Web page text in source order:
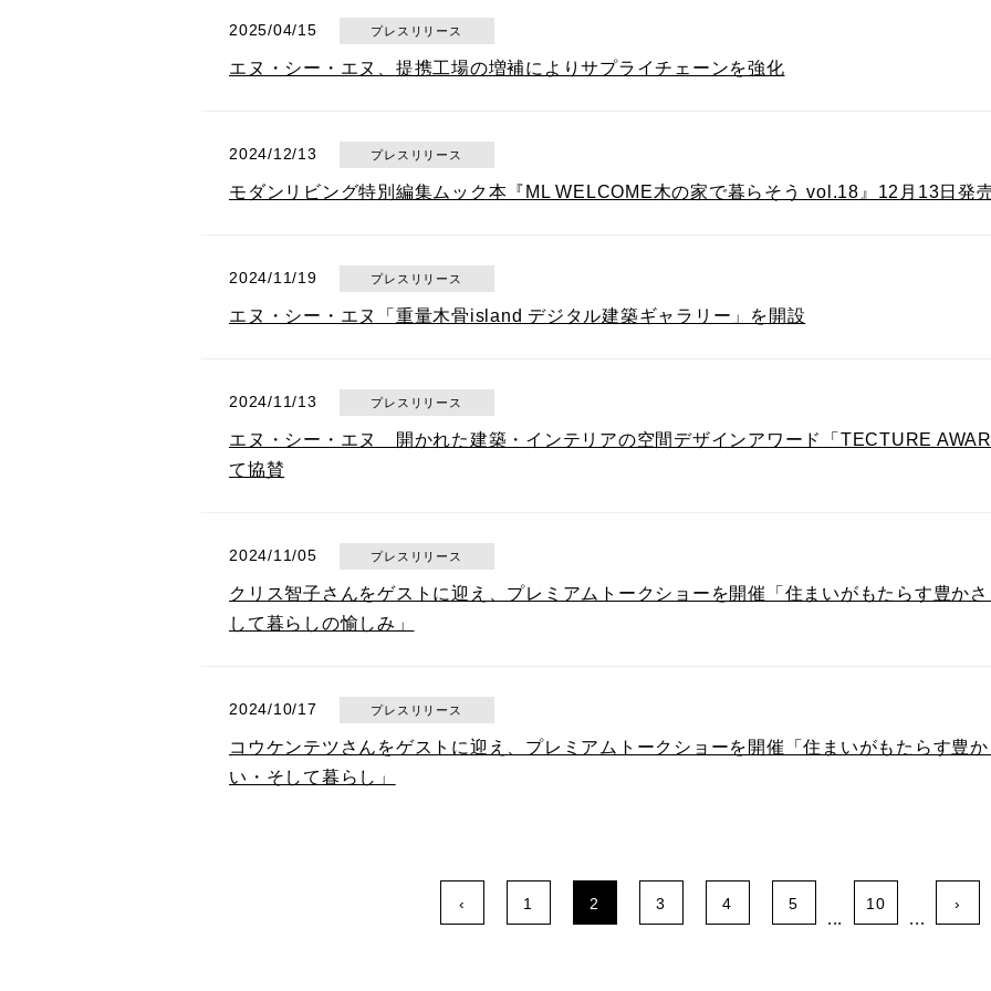
2025/04/15 プレスリリース
エヌ・シー・エヌ、提携工場の増補によりサプライチェーンを強化
2024/12/13 プレスリリース
モダンリビング特別編集ムック本『ML WELCOME木の家で暮らそう vol.18』12月13日発
2024/11/19 プレスリリース
エヌ・シー・エヌ「重量木骨island デジタル建築ギャラリー」を開設
2024/11/13 プレスリリース
エヌ・シー・エヌ 開かれた建築・インテリアの空間デザインアワード「TECTURE
て協賛
2024/11/05 プレスリリース
クリス智子さんをゲストに迎え、プレミアムトークショーを開催「住まいがもたらす豊か
して暮らしの愉しみ」
2024/10/17 プレスリリース
コウケンテツさんをゲストに迎え、プレミアムトークショーを開催「住まいがもたらす豊
い・そして暮らし」
‹ 1 2 3 4 5
...
10
...
›